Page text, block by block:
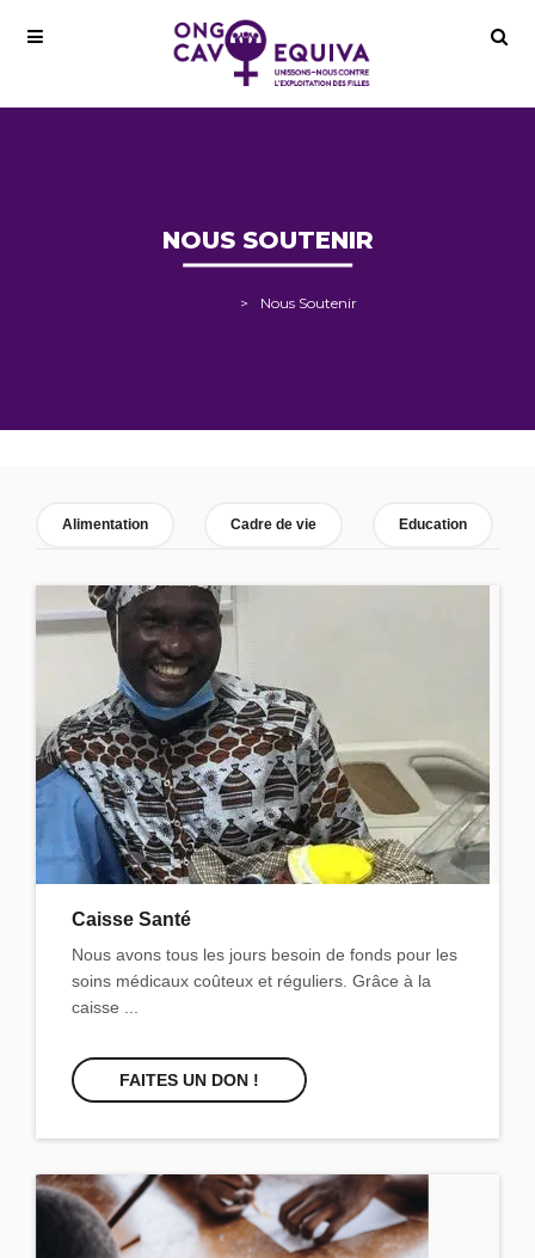
NOUS SOUTENIR
Nous Soutenir
Alimentation Cadre de vie Education
Caisse Santé
Nous avons tous les jours besoin de fonds pour les
soins médicaux coûteux et réguliers. Grâce à la
caisse ...
FAITES UN DON !